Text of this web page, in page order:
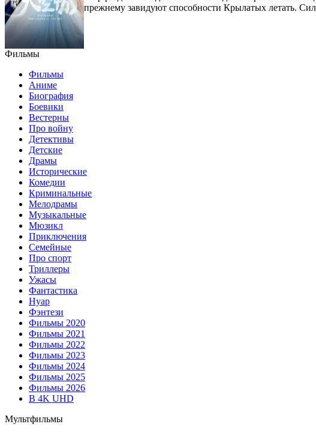
прежнему завидуют способности Крылатых летать.
Фильмы
Фильмы
Аниме
Биография
Боевики
Вестерны
Про войну
Детективы
Детские
Драмы
Исторические
Комедии
Криминальные
Мелодрамы
Музыкальные
Мюзикл
Приключения
Семейные
Про спорт
Триллеры
Ужасы
Фантастика
Нуар
Фэнтези
Фильмы 2020
Фильмы 2021
Фильмы 2022
Фильмы 2023
Фильмы 2024
Фильмы 2025
Фильмы 2026
В 4K UHD
Мультфильмы